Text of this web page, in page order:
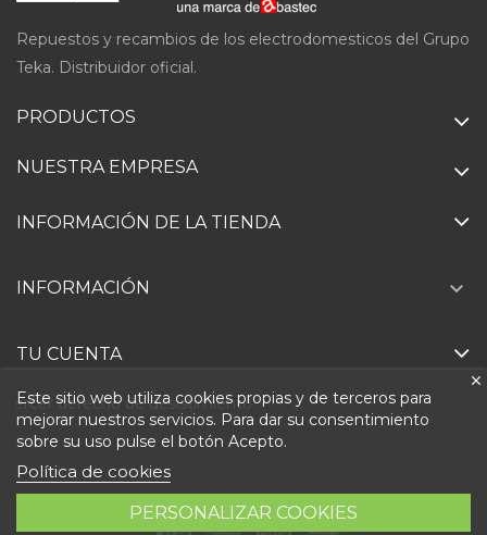
Repuestos y recambios de los electrodomesticos del Grupo
Teka. Distribuidor oficial.
PRODUCTOS
NUESTRA EMPRESA
INFORMACIÓN DE LA TIENDA
Este sitio web utiliza cookies propias y de terceros para
mejorar nuestros servicios. Para dar su consentimiento
sobre su uso pulse el botón Acepto.
Política de cookies
PERSONALIZAR COOKIES
INFORMACIÓN 
TU CUENTA
Ejercer derecho de desistimiento